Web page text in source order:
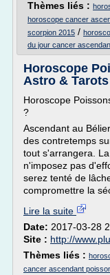
Thèmes liés :
horoscope cancer
scorpion 2015 /
du jour cancer
Horoscope
Astro & Tarots
Horoscope
?
Ascendant au
des contretemps
tout s'arrangera.
n'imposez pas
serez tenté de
compromettre la
Lire la suite
Date: 2017-03-28
Site : http://
Thèmes liés :
cancer ascendant